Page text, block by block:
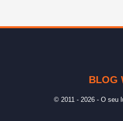
BLOG
© 2011 - 2026 - O seu